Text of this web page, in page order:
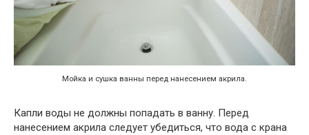
Мойка и сушка ванны перед нанесением акрила.
Капли воды не должны попадать в ванну. Перед
нанесением акрила следует убедиться, что вода с крана